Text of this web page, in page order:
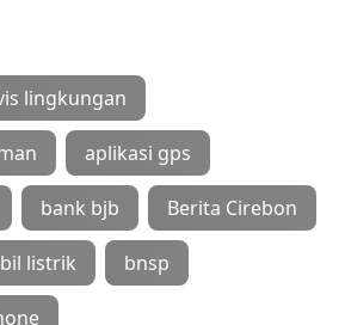
lingkungan
aplikasi gps
bank bjb Berita Cirebon
listrik bnsp